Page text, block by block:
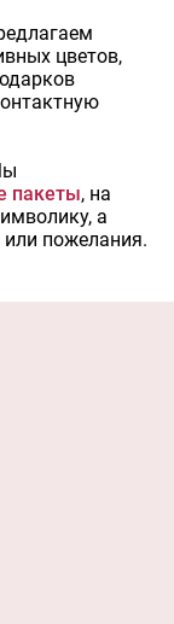
цветов,
пакеты, на
а
пожелания.